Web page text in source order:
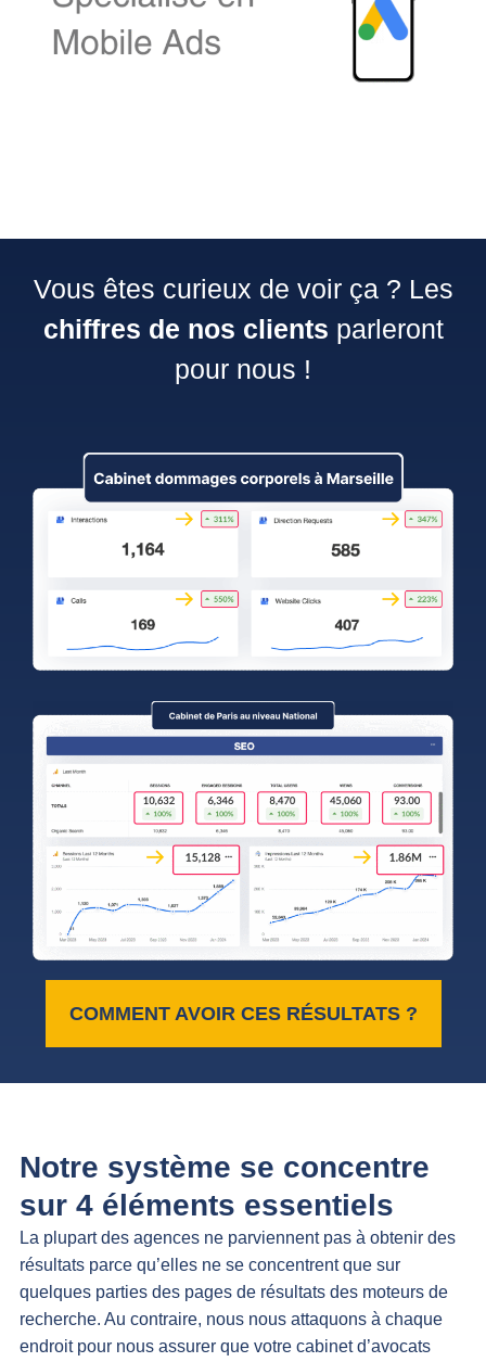
Vous êtes curieux de voir ça ? Les
chiffres de nos clients parleront
pour nous !
COMMENT AVOIR CES RÉSULTATS ?
Notre système se concentre
sur 4 éléments essentiels
La plupart des agences ne parviennent pas à obtenir des
résultats parce qu’elles ne se concentrent que sur
quelques parties des pages de résultats des moteurs de
recherche. Au contraire, nous nous attaquons à chaque
endroit pour nous assurer que votre cabinet d’avocats